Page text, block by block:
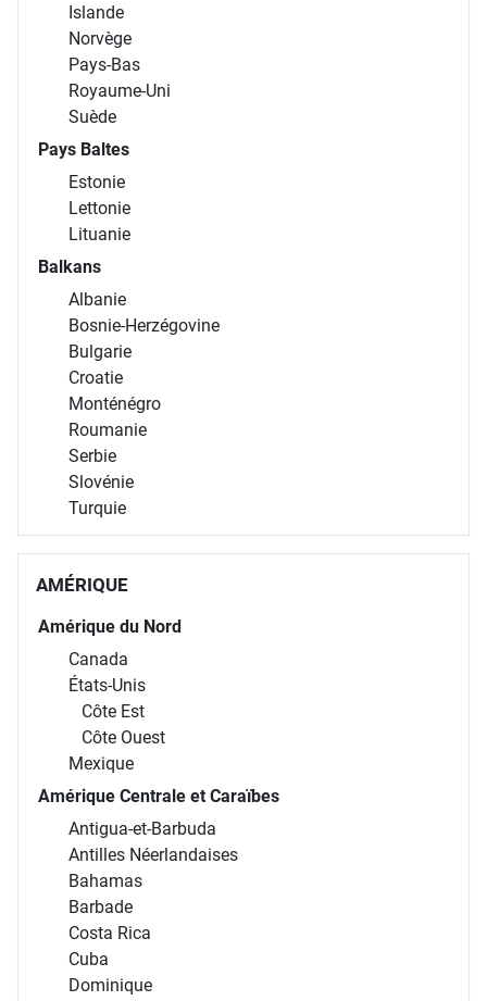
Islande
Norvège
Pays-Bas
Royaume-Uni
Suède
Pays Baltes
Estonie
Lettonie
Lituanie
Balkans
Albanie
Bosnie-Herzégovine
Bulgarie
Croatie
Monténégro
Roumanie
Serbie
Slovénie
Turquie
AMÉRIQUE
Amérique du Nord
Canada
États-Unis
Côte Est
Côte Ouest
Mexique
Amérique Centrale et Caraïbes
Antigua-et-Barbuda
Antilles Néerlandaises
Bahamas
Barbade
Costa Rica
Cuba
Dominique